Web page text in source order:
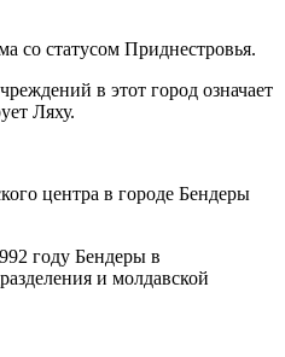
со статусом Приднестровья.
в этот город означает
Ляху.
центра в городе Бендеры
году Бендеры в
и молдавской